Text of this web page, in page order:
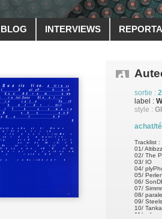
BLOG INTERVIEWS
sortie :
label :
style :
achat/
Tracklist :
01/ Altibzz
02/ The
03/ IO
04/
05/
06/
07/
08/
09/ Steels
10/
11/ rale